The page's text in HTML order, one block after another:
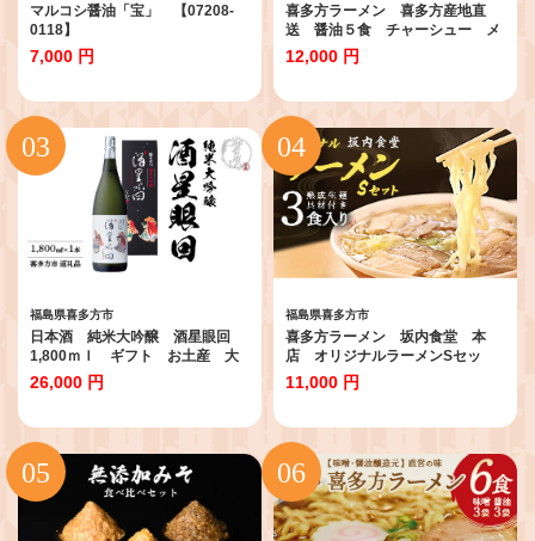
マルコシ醤油「宝」 【07208-
0118】
7,000 円
喜多方ラーメン 喜多方産地直
送 醤油５食 チャーシュー メ
ンマ付き ラーメン らーめん
しょうゆ セット ギフト 人
【07208-0237】
12,000 円
福島県喜多方市
日本酒 純米大吟醸 酒星眼回
1,800ｍｌ ギフト お土産 大
和川酒造 会津 喜多方【07208-
0082】
26,000 円
福島県喜多方市
喜多方ラーメン 坂内食堂 本
店 オリジナルラーメンSセッ
ト ３人前 チャーシュー メン
マ付き ラーメン らーめん し
お土産 生麺 グルメ 有名店
名店【07208-0104】
11,000 円